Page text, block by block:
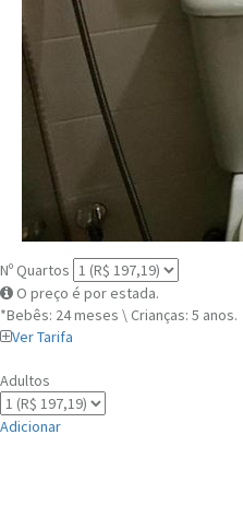
Nº Quartos
O preço é por estada.
*Bebês: 24 meses \ Crianças: 5 anos.
Ver Tarifa
Adultos
Adicionar